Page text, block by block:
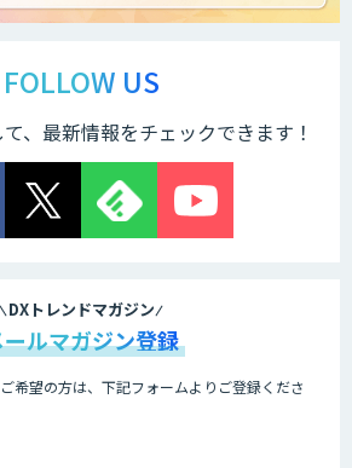
サテライトAI
集
FOLLOW US
、最新情報をチェックできます！
DXトレンドマガジン
ルマガジン登録
希望の方は、下記フォームよりご登録くださ